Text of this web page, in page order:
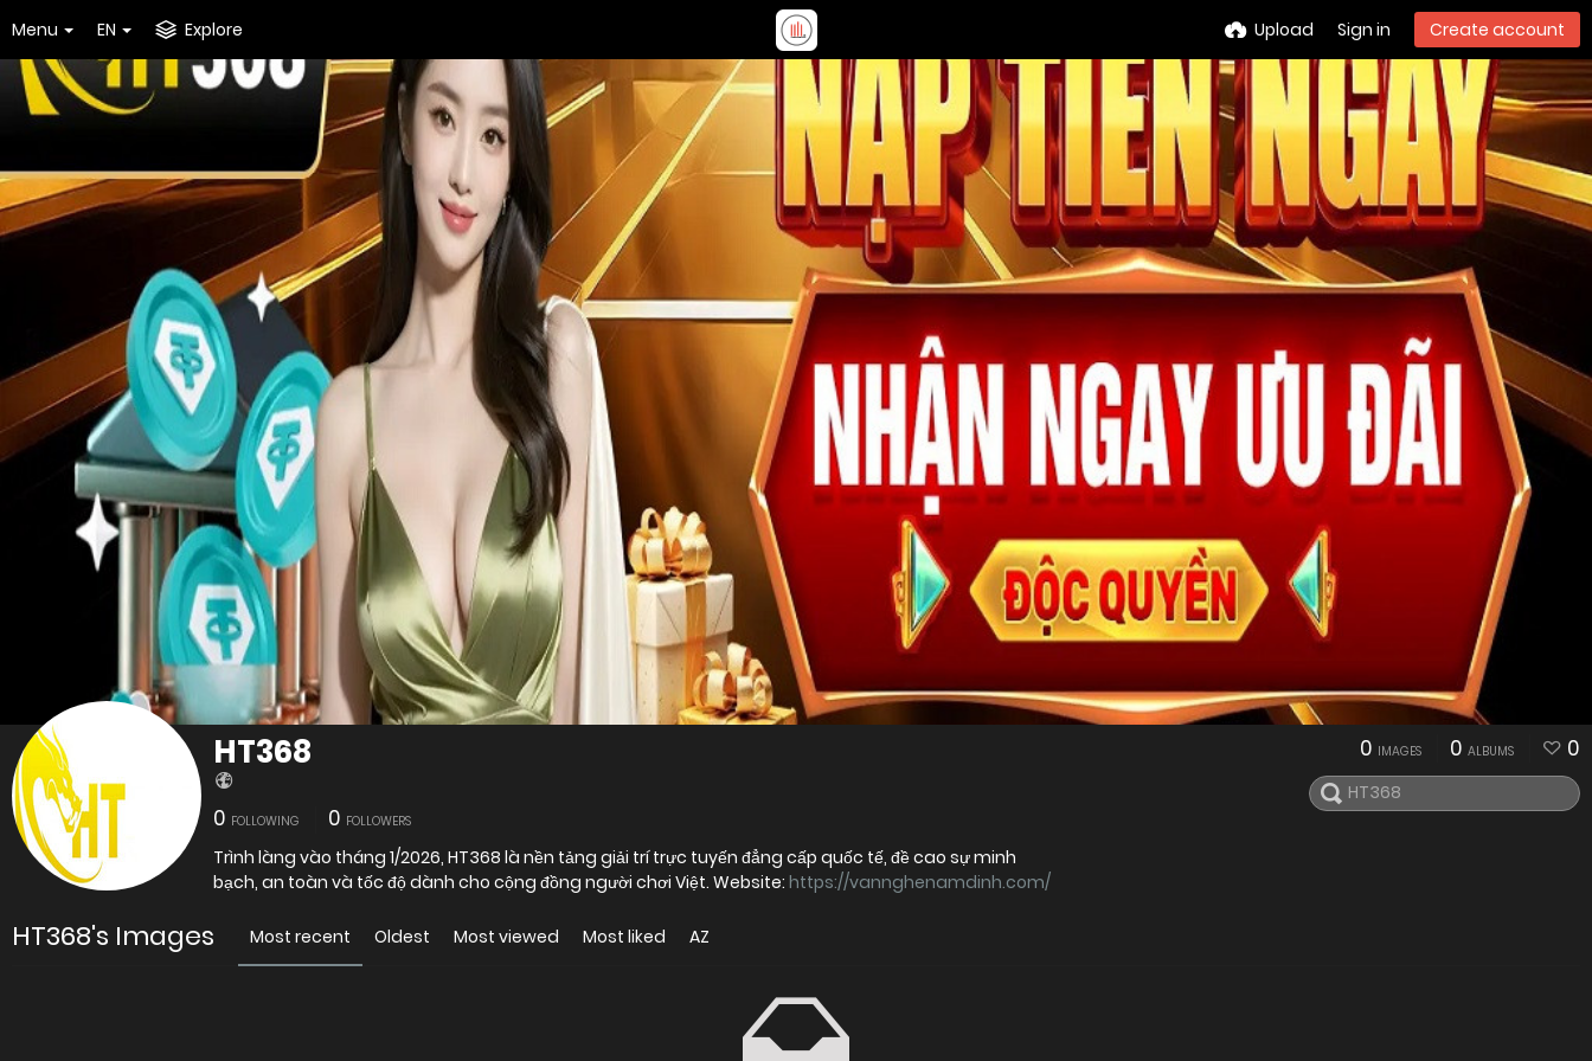
Menu EN Explore Upload Sign in Create account
HT368
0 FOLLOWING 0 FOLLOWERS
Trình làng vào tháng 1/2026, HT368 là nền tảng giải trí trực tuyến đẳng cấp quốc tế, đề cao sự minh
bạch, an toàn và tốc độ dành cho cộng đồng người chơi Việt. Website: https://vannghenamdinh.com/
0 IMAGES 0 ALBUMS 0
HT368's Images Most recent Oldest Most viewed Most liked AZ